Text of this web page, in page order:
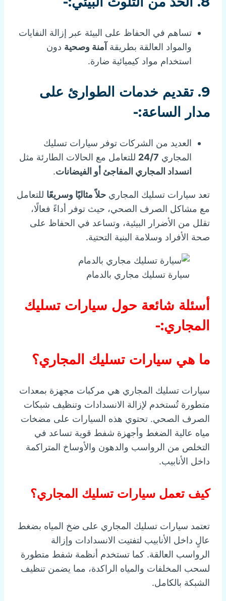
تساهم في الحفاظ على البيئة عبر إزالة النفايات
والمواد العالقة بطريقة آمنة وصحية دون
استخدام مواد كيميائية ضارة.
9. تقديم خدمات الطوارئ على
مدار الساعة:-
العديد من الشركات توفر سيارات تسليك
المجاري 24/7 للتعامل مع الحالات الطارئة مثل
انسداد المجاري المفاجئ أو الفيضانات.
تعد سيارات تسليك المجاري حلاً مثاليًا وسريعًا للتعامل
مع مشاكل الصرف الصحي، حيث توفر أداءً فعالًا،
تقلل من الأضرار البيئية، وتساعد في الحفاظ على
صحة الأفراد وسلامة البنية التحتية.
سيارة تسليك مجاري بالدمام
أسئلة شائعة حول سيارات تسليك
المجاري:-
ما هي سيارات تسليك المجاري؟
سيارات تسليك المجاري هي مركبات مجهزة بمعدات
متطورة تُستخدم لإزالة الانسدادات وتنظيف شبكات
الصرف الصحي. تحتوي هذه السيارات على مضخات
مياه عالية الضغط وأجهزة شفط قوية تساعد في
التخلص من الرواسب والدهون والأوساخ المتراكمة
داخل الأنابيب.
كيف تعمل سيارات تسليك المجاري؟
تعتمد سيارات تسليك المجاري على ضخ المياه بضغط
عالٍ داخل الأنابيب لتفتيت الانسدادات وإزالة
الرواسب العالقة. كما تستخدم أنظمة شفط متطورة
لسحب المخلفات والمياه الراكدة، مما يضمن تنظيف
الشبكة بالكامل.